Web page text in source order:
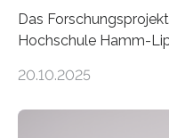
Das
Hochschule Hamm-
auf Personen ab, die
20.10.2025